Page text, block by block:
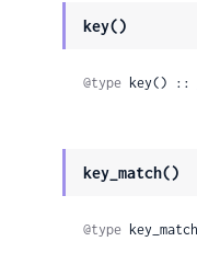
key()
@type key() ::
key_match()
@type